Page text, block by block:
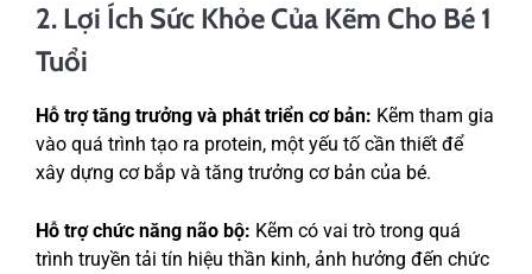
2. Lợi Ích Sức Khỏe Của Kẽm Cho Bé 1
Tuổi
Hỗ trợ tăng trưởng và phát triển cơ bản: Kẽm tham gia
vào quá trình tạo ra protein, một yếu tố cần thiết để
xây dựng cơ bắp và tăng trưởng cơ bản của bé.
Hỗ trợ chức năng não bộ: Kẽm có vai trò trong quá
trình truyền tải tín hiệu thần kinh, ảnh hưởng đến chức